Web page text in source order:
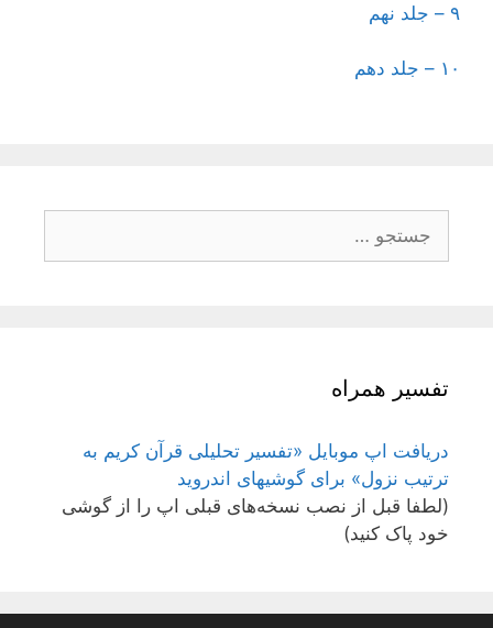
۹ – جلد نهم
۱۰ – جلد دهم
برای:
تفسیر همراه
دریافت اپ موبایل «تفسیر تحلیلی قرآن کریم به
ترتیب نزول» برای گوشیهای اندروید
(لطفا قبل از نصب نسخه‌های قبلی اپ را از گوشی
خود پاک کنید)